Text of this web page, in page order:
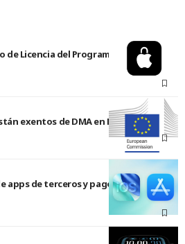
de Licencia del Programa para
exentos de DMA en Europa
apps de terceros y pagos externos